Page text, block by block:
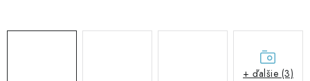
+ ďalšie (3)